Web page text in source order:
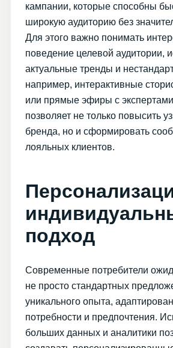
кампании, которые способны
широкую аудиторию без
Для этого важно понимать
поведение целевой аудитории,
актуальные тренды и
например, интерактивные
или прямые эфиры с
позволяет не только повысить
бренда, но и сформировать
лояльных клиентов.
подход
Современные потребители
не просто стандартных
уникального опыта,
потребности и предпочтения.
больших данных и аналитики